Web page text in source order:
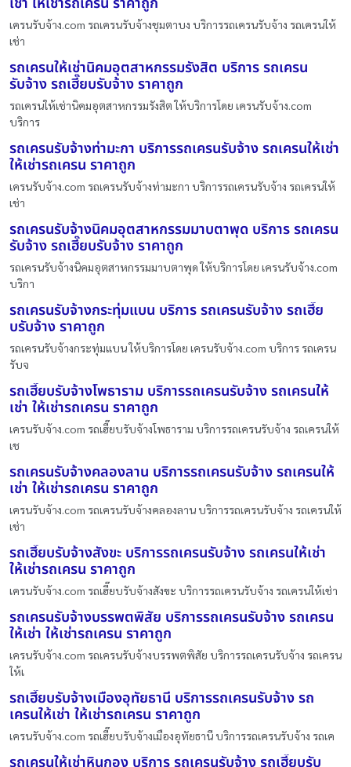
เครนรับจ้าง.com รถเครนรับจ้างชุมตาบง บริการรถเครนรับจ้าง รถเครนให้
เช่า
รถเครนให้เช่านิคมอุตสาหกรรมรังสิต บริการ รถเครน
รับจ้าง รถเฮี๊ยบรับจ้าง ราคาถูก
รถเครนให้เช่านิคมอุตสาหกรรมรังสิต ให้บริการโดย เครนรับจ้าง.com
บริการ
รถเครนรับจ้างท่ามะกา บริการรถเครนรับจ้าง รถเครนให้เช่า
ให้เช่ารถเครน ราคาถูก
เครนรับจ้าง.com รถเครนรับจ้างท่ามะกา บริการรถเครนรับจ้าง รถเครนให้
เช่า
รถเครนรับจ้างนิคมอุตสาหกรรมมาบตาพุด บริการ รถเครน
รับจ้าง รถเฮี๊ยบรับจ้าง ราคาถูก
รถเครนรับจ้างนิคมอุตสาหกรรมมาบตาพุด ให้บริการโดย เครนรับจ้าง.com
บริกา
รถเครนรับจ้างกระทุ่มแบน บริการ รถเครนรับจ้าง รถเฮี๊ย
บรับจ้าง ราคาถูก
รถเครนรับจ้างกระทุ่มแบน ให้บริการโดย เครนรับจ้าง.com บริการ รถเครน
รับจ
รถเฮี๊ยบรับจ้างโพธาราม บริการรถเครนรับจ้าง รถเครนให้
เช่า ให้เช่ารถเครน ราคาถูก
เครนรับจ้าง.com รถเฮี๊ยบรับจ้างโพธาราม บริการรถเครนรับจ้าง รถเครนให้
เช
รถเครนรับจ้างคลองลาน บริการรถเครนรับจ้าง รถเครนให้
เช่า ให้เช่ารถเครน ราคาถูก
เครนรับจ้าง.com รถเครนรับจ้างคลองลาน บริการรถเครนรับจ้าง รถเครนให้
เช่า
รถเฮี๊ยบรับจ้างสังขะ บริการรถเครนรับจ้าง รถเครนให้เช่า
ให้เช่ารถเครน ราคาถูก
เครนรับจ้าง.com รถเฮี๊ยบรับจ้างสังขะ บริการรถเครนรับจ้าง รถเครนให้เช่า
รถเครนรับจ้างบรรพตพิสัย บริการรถเครนรับจ้าง รถเครน
ให้เช่า ให้เช่ารถเครน ราคาถูก
เครนรับจ้าง.com รถเครนรับจ้างบรรพตพิสัย บริการรถเครนรับจ้าง รถเครน
ให้เ
รถเฮี๊ยบรับจ้างเมืองอุทัยธานี บริการรถเครนรับจ้าง รถ
เครนให้เช่า ให้เช่ารถเครน ราคาถูก
เครนรับจ้าง.com รถเฮี๊ยบรับจ้างเมืองอุทัยธานี บริการรถเครนรับจ้าง รถเค
รถเครนให้เช่าหินกอง บริการ รถเครนรับจ้าง รถเฮี๊ยบรับ